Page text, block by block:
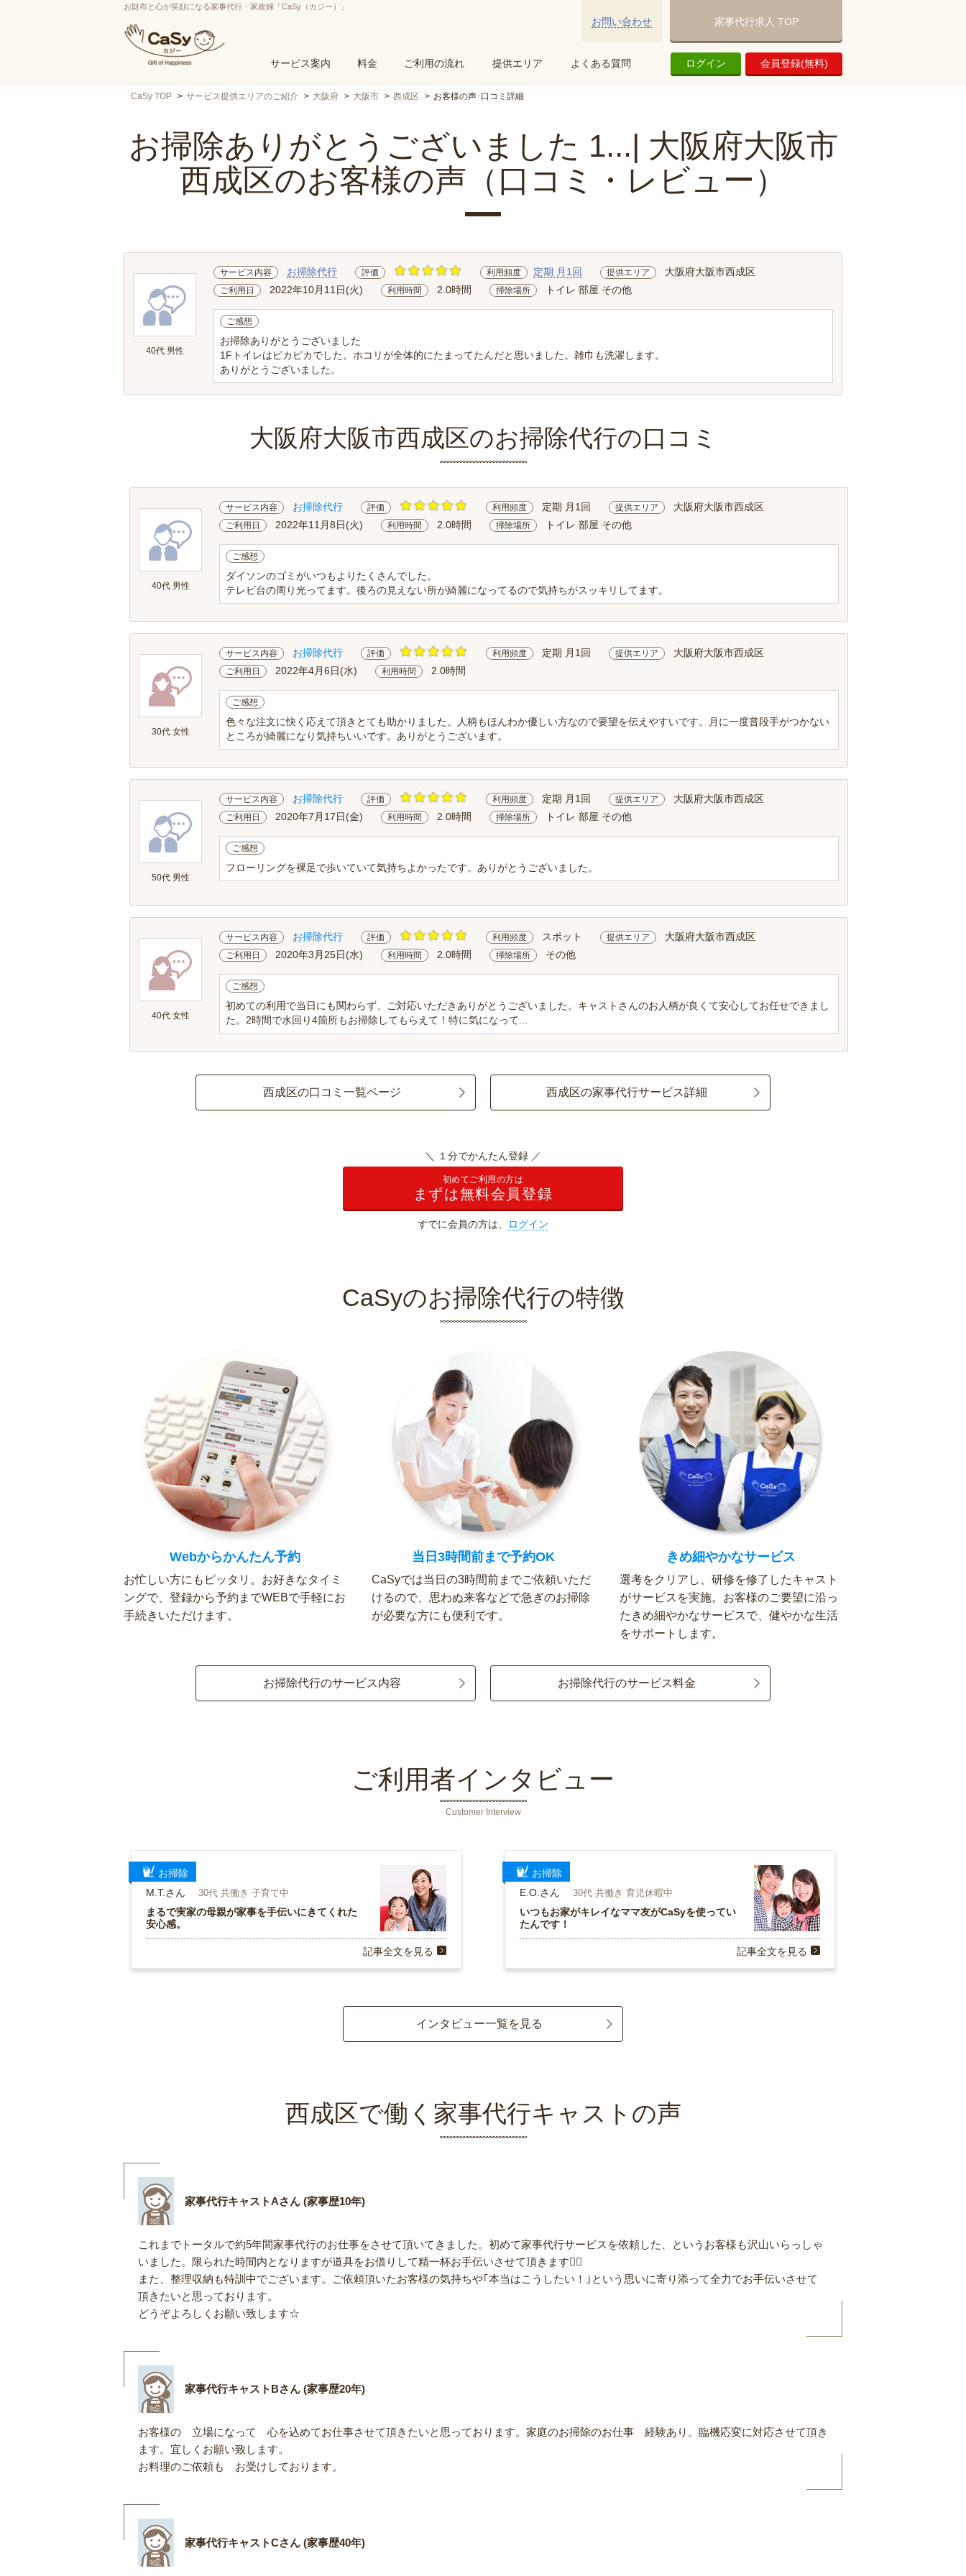
お財布と心が笑顔になる家事代行・家政婦「CaSy（カジー）」
サービス案内 料金 ご利用の流れ 提供エリア よくある質問 ログイン 会員登録(無料)
お問い合わせ 家事代行求人 TOP
CaSy TOP サービス提供エリアのご紹介 大阪府 大阪市 西成区 お客様の声･口コミ詳細
お掃除ありがとうございました 1...| 大阪府大阪市
西成区のお客様の声（口コミ・レビュー）
40代 男性
サービス内容 お掃除代行 評価 利用頻度 定期 月1回 提供エリア 大阪府大阪市西成区
ご利用日 2022年10月11日(火) 利用時間 2.0時間 掃除場所 トイレ 部屋 その他
ご感想
お掃除ありがとうございました
1Fトイレはピカピカでした。ホコリが全体的にたまってたんだと思いました。雑巾も洗濯します。
ありがとうございました。
大阪府大阪市西成区のお掃除代行の口コミ
40代 男性
サービス内容 お掃除代行 評価 利用頻度 定期 月1回 提供エリア 大阪府大阪市西成区
ご利用日 2022年11月8日(火) 利用時間 2.0時間 掃除場所 トイレ 部屋 その他
ご感想
ダイソンのゴミがいつもよりたくさんでした。
テレビ台の周り光ってます。後ろの見えない所が綺麗になってるので気持ちがスッキリしてます。
30代 女性
サービス内容 お掃除代行 評価 利用頻度 定期 月1回 提供エリア 大阪府大阪市西成区
ご利用日 2022年4月6日(水) 利用時間 2.0時間
ご感想
色々な注文に快く応えて頂きとても助かりました。人柄もほんわか優しい方なので要望を伝えやすいです。月に一度普段手がつかない
ところが綺麗になり気持ちいいです。ありがとうございます。
50代 男性
サービス内容 お掃除代行 評価 利用頻度 定期 月1回 提供エリア 大阪府大阪市西成区
ご利用日 2020年7月17日(金) 利用時間 2.0時間 掃除場所 トイレ 部屋 その他
ご感想
フローリングを裸足で歩いていて気持ちよかったです。ありがとうございました。
40代 女性
サービス内容 お掃除代行 評価 利用頻度 スポット 提供エリア 大阪府大阪市西成区
ご利用日 2020年3月25日(水) 利用時間 2.0時間 掃除場所 その他
ご感想
初めての利用で当日にも関わらず、ご対応いただきありがとうございました。キャストさんのお人柄が良くて安心してお任せできまし
た。2時間で水回り4箇所もお掃除してもらえて！特に気になって...
西成区の口コミ一覧ページ 西成区の家事代行サービス詳細
＼ １分でかんたん登録 ／
初めてご利用の方は
まずは無料会員登録
すでに会員の方は、 ログイン
CaSyのお掃除代行の特徴
Webからかんたん予約
お忙しい方にもピッタリ。お好きなタイミ
ングで、登録から予約までWEBで手軽にお
手続きいただけます。
当日3時間前まで予約OK
CaSyでは当日の3時間前までご依頼いただ
けるので、思わぬ来客などで急ぎのお掃除
が必要な方にも便利です。
きめ細やかなサービス
選考をクリアし、研修を修了したキャスト
がサービスを実施。お客様のご要望に沿っ
たきめ細やかなサービスで、健やかな生活
をサポートします。
お掃除代行のサービス内容 お掃除代行のサービス料金
ご利用者インタビュー
Customer Interview
お掃除
M.T.さん
30代 共働き 子育て中
まるで実家の母親が家事を手伝いにきてくれた
安心感。
記事全文を見る
お掃除
E.O.さん
30代 共働き 育児休暇中
いつもお家がキレイなママ友がCaSyを使ってい
たんです！
記事全文を見る
インタビュー一覧を見る
西成区で働く家事代行キャストの声
家事代行キャストAさん (家事歴10年)
これまでトータルで約5年間家事代行のお仕事をさせて頂いてきました。初めて家事代行サービスを依頼した、というお客様も沢山いらっしゃ
いました。限られた時間内となりますが道具をお借りして精一杯お手伝いさせて頂きます🙇‍♀️
また、整理収納も特訓中でございます。ご依頼頂いたお客様の気持ちや｢本当はこうしたい！｣という思いに寄り添って全力でお手伝いさせて
頂きたいと思っております。
どうぞよろしくお願い致します☆
家事代行キャストBさん (家事歴20年)
お客様の 立場になって 心を込めてお仕事させて頂きたいと思っております。家庭のお掃除のお仕事 経験あり。臨機応変に対応させて頂き
ます。宜しくお願い致します。
お料理のご依頼も お受けしております。
家事代行キャストCさん (家事歴40年)